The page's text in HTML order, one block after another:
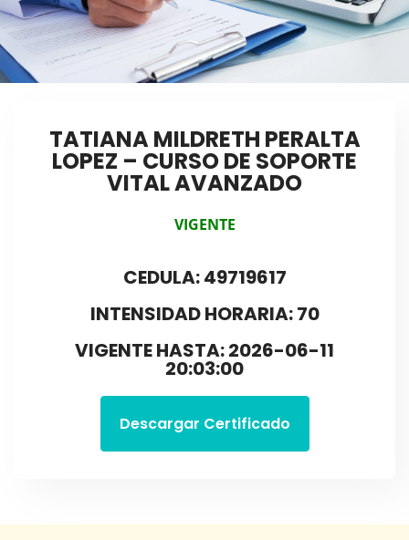
TATIANA MILDRETH PERALTA
LOPEZ – CURSO DE SOPORTE
VITAL AVANZADO
VIGENTE
CEDULA: 49719617
INTENSIDAD HORARIA: 70
VIGENTE HASTA: 2026-06-11
20:03:00
Descargar Certificado